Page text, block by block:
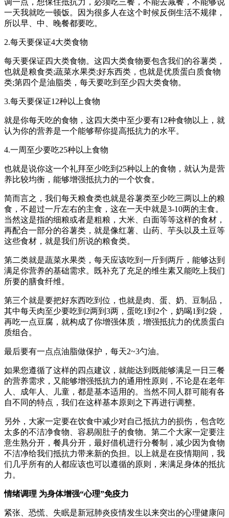
一天我就吃一顿饭。因为很多人在这个时候反倒生活不规律，
所以早、中、晚餐都要吃。
2.每天要保证4大类食物
每天要保证四大类食物。这四大类食物要包含我们的谷薯类，
也就是粮食类;蔬菜水果类;好东西类，也就是优质蛋白质食物
类;第四个是油脂类，每天要吃到至少四大类食物。
3.每天要保证12种以上食物
就是你每天吃的食物，这四大类中至少要有12种食物以上，就
认为你的营养是一个能够帮你提高抵抗力的水平。
4.一周至少要吃25种以上食物
也就是说你这一个礼拜至少吃到25种以上的食物，就认为是营
养比较均衡，能够增强抵抗力的一个饮食。
简而言之，我们每天粮食类也就是谷薯类至少吃三两以上的粮
食，不超过一斤左右的主食，这在一天中就是3-10两的主食。
当然这是指的细粮或者是粗粮，大米、白面等等这样的食材，
再配合一部分的谷薯类，就是像红薯、山药、芋头以及土豆等
这些食材，就是我们所说的粮食类。
第二类就是蔬菜水果类，每天应该吃到一斤到两斤，能够达到
满足你营养的基础需求。既补充了充足的维生素又能吃上我们
所要的膳食纤维。
第三个就是要把好东西吃到位，也就是肉、蛋、奶、豆制品，
其中每天肉至少要吃到2两到3两，蛋吃1到2个，奶喝1到2袋，
再吃一点豆腐，就构成了你增强体质，增强抵抗力的优质蛋白
质组合。
最后要有一点点油脂做保护，每天2~3勺油。
如果您遵循了这样的四点建议，就能达到既能够满足一日三餐
的营养需求，又能够增强抵抗力的通用性原则，不论是在老年
人、成年人、儿童，都是基本适用的。当然不同人群可能有各
自不同的特点，我们在这样基本原则之下再进行调整。
另外，大家一定要在饮食中减少对自己抵抗力的损伤，包含吃
太多的不洁净食物、容易闹肚子的食物。第二个大家一定要注
意生熟分开，餐具分开，最好借机进行分餐制，减少因为食物
不洁净给我们抵抗力带来新的负担。以上就是在疫情期间，我
们几乎所有的人都应该也可以遵循的原则，来满足身体的抵抗
力。
情绪调理 为身体增强“心理”免疫力
紧张、恐慌、失眠是新冠肺炎疫情发生以来突出的心理健康问